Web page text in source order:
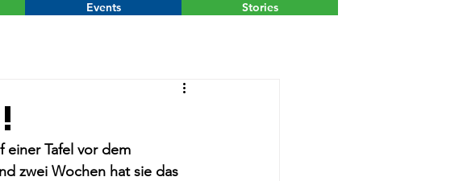
Events Stories
einer Tafel vor dem
zwei Wochen hat sie das